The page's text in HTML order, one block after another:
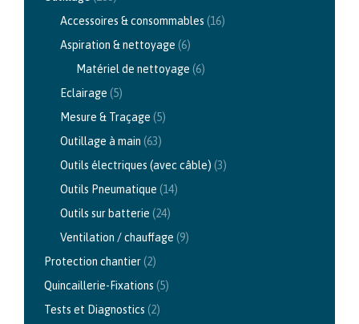
Accessoires & consommables (16)
Aspiration & nettoyage (6)
Matériel de nettoyage (6)
Eclairage (5)
Mesure & Traçage (5)
Outillage à main (63)
Outils électriques (avec câble) (3)
Outils Pneumatique (14)
Outils sur batterie (24)
Ventilation / chauffage (9)
Protection chantier(2)
Quincaillerie-Fixations (5)
Tests et Diagnostics (2)